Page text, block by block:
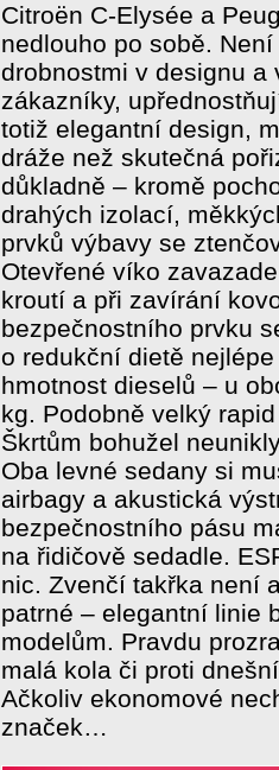
Citroën C-Elysée a
nedlouho po sobě.
drobnostmi v designu
zákazníky,
totiž elegantní design,
dráže než skutečná
důkladně – kromě
drahých izolací,
prvků výbavy se
Otevřené víko
kroutí a při zavírání
bezpečnostního prvku
o redukční dietě
hmotnost dieselů – u
kg. Podobně velký
Škrtům bohužel
Oba levné sedany si
airbagy a akustická
bezpečnostního pásu
na řidičově sedadle.
nic. Zvenčí takřka není
patrné – elegantní linie
modelům. Pravdu
malá kola či proti
Ačkoliv ekonomové
značek…